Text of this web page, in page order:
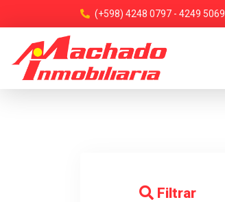
(+598) 4248 0797 - 4249 5069
Filtrar